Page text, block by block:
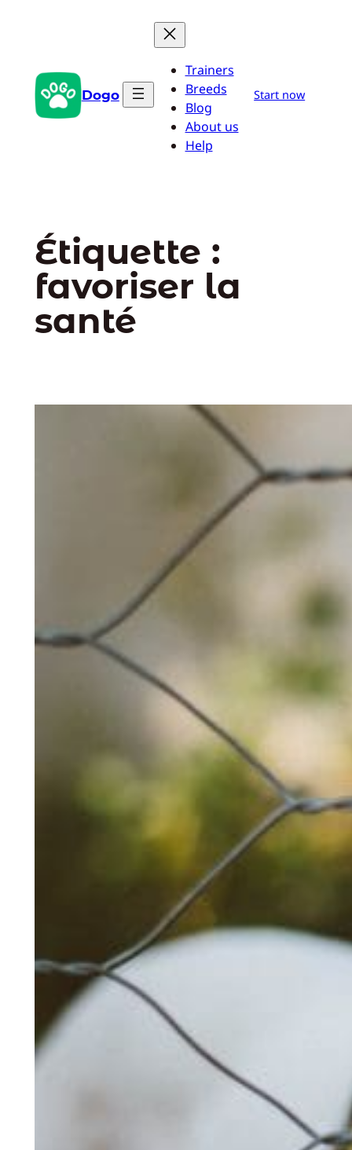
Dogo
Trainers
Breeds
Blog
About us
Help
Start now
Étiquette :
favoriser la
santé